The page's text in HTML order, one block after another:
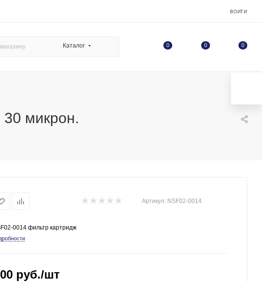
ВОЙТИ
Каталог 0 0 0
микрон.
Артикул: NSF02-0014
0014 фильтр картридж
руб./шт